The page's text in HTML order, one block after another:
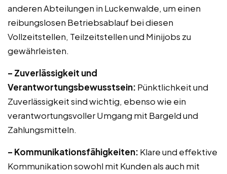
anderen Abteilungen in Luckenwalde, um einen
reibungslosen Betriebsablauf bei diesen
Vollzeitstellen, Teilzeitstellen und Minijobs zu
gewährleisten.
– Zuverlässigkeit und
Verantwortungsbewusstsein: Pünktlichkeit und
Zuverlässigkeit sind wichtig, ebenso wie ein
verantwortungsvoller Umgang mit Bargeld und
Zahlungsmitteln.
– Kommunikationsfähigkeiten: Klare und effektive
Kommunikation sowohl mit Kunden als auch mit